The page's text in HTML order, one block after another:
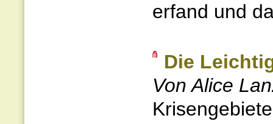
erfand und
Die
Von Alice